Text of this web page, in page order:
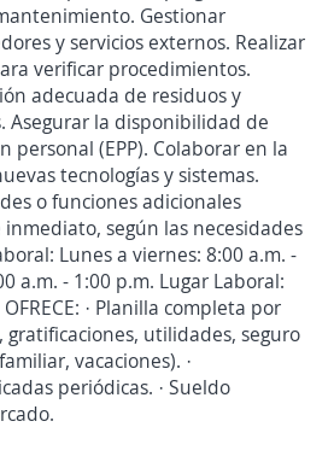
Gestionar
y servicios externos. Realizar
verificar procedimientos.
adecuada de residuos y
Asegurar la disponibilidad de
personal (EPP). Colaborar en la
tecnologías y sistemas.
o funciones adicionales
según las necesidades
Lunes a viernes: 8:00 a.m. -
a.m. - 1:00 p.m. Lugar Laboral:
· Planilla completa por
gratificaciones, utilidades, seguro
vacaciones). ·
periódicas. · Sueldo